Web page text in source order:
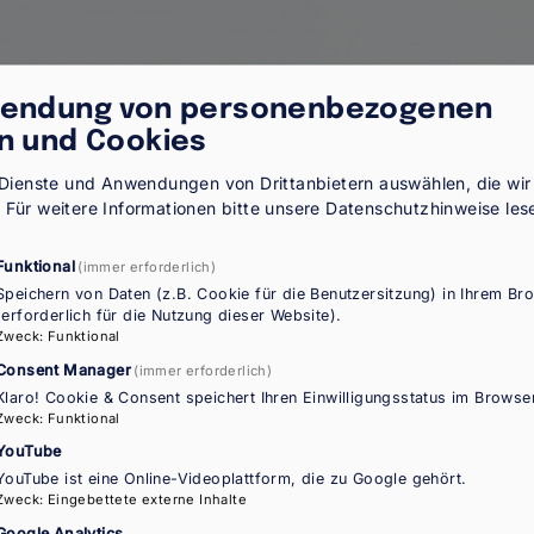
netzwerks
in Österreich nach dem Asylgesetz und dem
von-drittstaatsangehoerigen-oesterreich-
of play of law and practice
third-country-nationals-state-play-law-and-
of play of law and practice
third-country-nationals-state-play-law-and-
in Österreich
des-arbeitskraeftemangels-oesterreich
von personenbezogenen
und Cookies
und Anwendungen von Drittanbietern auswählen, die
Für weitere Informationen bitte unsere Datenschutzhinweise
(immer erforderlich)
von Daten (z.B. Cookie für die Benutzersitzung) in Ihrem
für die Nutzung dieser Website).
: Funktional
Manager (immer erforderlich)
Cookie & Consent speichert Ihren Einwilligungsstatus im
: Funktional
ist eine Online-Videoplattform, die zu Google gehört.
: Eingebettete externe Inhalte